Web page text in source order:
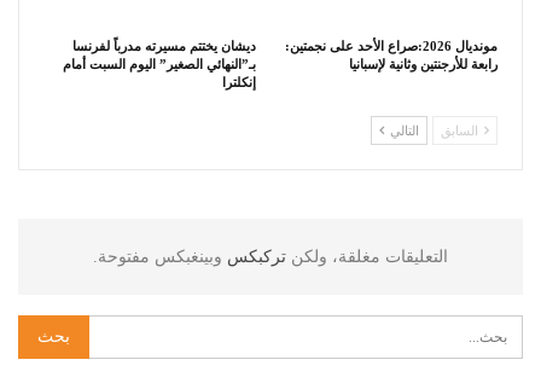
مونديال 2026:صراع الأحد على نجمتين:
رابعة للأرجنتين وثانية لإسبانيا
ديشان يختتم مسيرته مدرباً لفرنسا
بـ”النهائي الصغير” اليوم السبت أمام
إنكلترا
السابق التالي
التعليقات مغلقة، ولكن تركبكس وبينغبكس مفتوحة.